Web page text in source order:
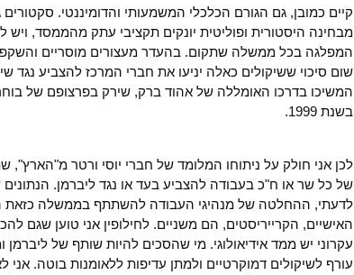
קיים כמובן, גם הגורם הכלכלי המשמעותי והדומיננטי.
מבחינה היסטורית ופוליטית יונקים תקציבי עתק מהממסד,
המפלגה בכל ממשלה שתקום. בהעדר מעצורים מוסריים
שום סיכוי ששיקולים כאלה יניעו את חברי המרכז להצביע
המשיכו בדרכו האומללה של אהוד ברק, שירק בפרצופם של
בשנת 1999.
לכן אני חולק על ניתוחו המלומד של חברי יוסי ורטר
של כל שר או ח"כ בעבודה להצביע בעד או נגד ליברמן. הנתונים
לדעתי, ההחלטה של מנהיגי העבודה להשתתף בממשלה כזאת
האישיים, הקרייריסטים, הם משניים. לחילופין אני טוען שגם
עקרוני יש ממד אידיאולוגי. מי שהסכים להיות שותף של ליברמן
עורף לשיקולים דמוקרטיים ולמתן עדיפות ללאומנות בוטה.